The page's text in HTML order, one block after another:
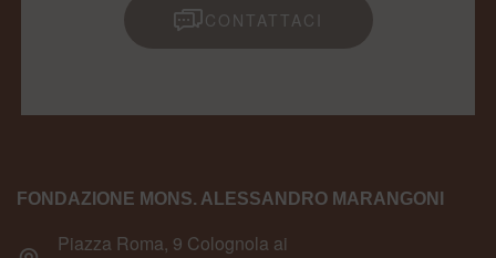
CONTATTACI
FONDAZIONE MONS. ALESSANDRO MARANGONI
Piazza Roma, 9 Colognola ai